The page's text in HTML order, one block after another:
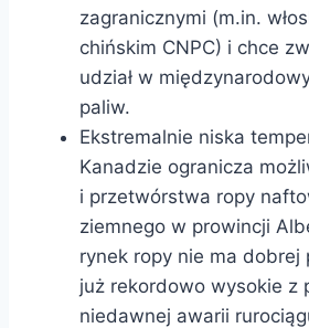
zagranicznymi (m.in.
chińskim CNPC) i chce
udział w
paliw.
Ekstremalnie niska
Kanadzie ogranicza
i przetwórstwa ropy
ziemnego w prowincji
rynek ropy nie ma dobrej
już rekordowo wysokie z
niedawnej awarii